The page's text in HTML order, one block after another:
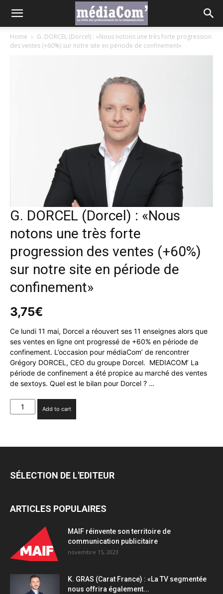
Home
G. DORCEL (Dorcel) : «Nous notons une très forte progression
des ventes (+60%) sur notre site en période de confinement»
G. DORCEL (Dorcel) : «Nous
notons une très forte
progression des ventes (+60%)
sur notre site en période de
confinement»
3,75€
Ce lundi 11 mai, Dorcel a réouvert ses 11 enseignes alors que
ses ventes en ligne ont progressé de +60% en période de
confinement. L’occasion pour médiaCom’ de rencontrer
Grégory DORCEL, CEO du groupe Dorcel. MEDIACOM’ La
période de confinement a été propice au marché des ventes
de sextoys. Quel est le bilan pour Dorcel ? …
DORCEL
«Nous
très
des
notre
site
période
Add to cart
SÉLECTION DE L'EDITEUR
ARTICLES POPULAIRES
MAIF réinvente son territoire de
communication publicitaire
novembre 15, 2023
K. GRAS (Carat France) : «La TV segmentée
nous offrira également...